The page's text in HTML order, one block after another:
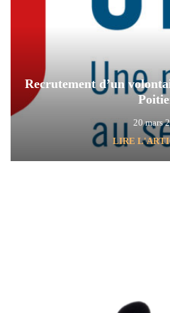
Recrutement d’un
20 mars
LIRE